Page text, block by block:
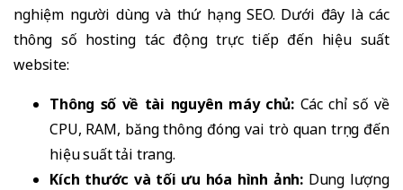
nghiệm người dùng và thứ hạng SEO. Dưới đây là các
thông số hosting tác động trực tiếp đến hiệu suất
website:
Thông số về tài nguyên máy chủ: Các chỉ số về
CPU, RAM, băng thông đóng vai trò quan trọng đến
hiệu suất tải trang.
Kích thước và tối ưu hóa hình ảnh: Dung lượng